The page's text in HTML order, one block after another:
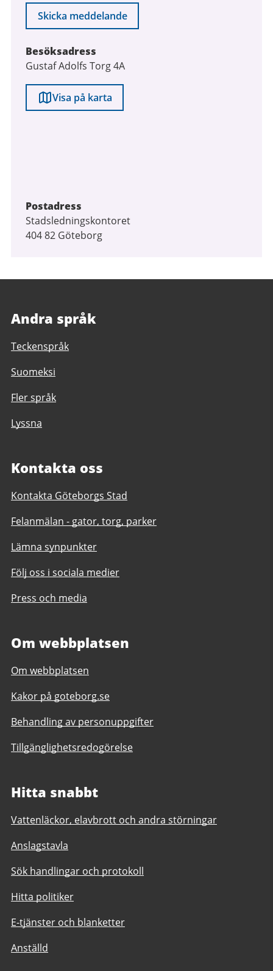
Skicka meddelande
Besöksadress
Gustaf Adolfs Torg 4A
Visa på karta
Postadress
Stadsledningskontoret
404 82 Göteborg
Andra språk
Teckenspråk
Suomeksi
Fler språk
Lyssna
Kontakta oss
Kontakta Göteborgs Stad
Felanmälan - gator, torg, parker
Lämna synpunkter
Följ oss i sociala medier
Press och media
Om webbplatsen
Om webbplatsen
Kakor på goteborg.se
Behandling av personuppgifter
Tillgänglighetsredogörelse
Hitta snabbt
Vattenläckor, elavbrott och andra störningar
Anslagstavla
Sök handlingar och protokoll
Hitta politiker
E-tjänster och blanketter
Anställd